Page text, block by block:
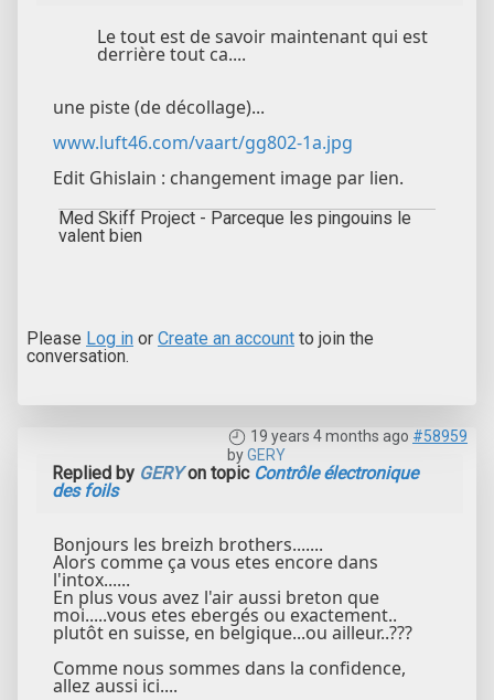
Le tout est de savoir maintenant qui est
derrière tout ca....
une piste (de décollage)...
www.luft46.com/vaart/gg802-1a.jpg
Edit Ghislain : changement image par lien.
Med Skiff Project - Parceque les pingouins le
valent bien
Please Log in or Create an account to join the
conversation.
19 years 4 months ago #58959
byGERY
Replied by GERYon topic Contrôle électronique
des foils
Bonjours les breizh brothers.......
Alors comme ça vous etes encore dans
l'intox......
En plus vous avez l'air aussi breton que
moi.....vous etes ebergés ou exactement..
plutôt en suisse, en belgique...ou ailleur..???
Comme nous sommes dans la confidence,
allez aussi ici....